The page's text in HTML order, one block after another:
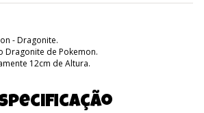
- Dragonite.
Dragonite de Pokemon.
12cm de Altura.